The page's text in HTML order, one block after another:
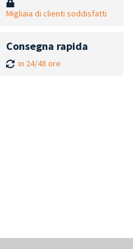
Migliaia di clienti soddisfatti
Consegna rapida
in 24/48 ore